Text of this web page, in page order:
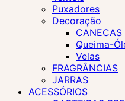
Puxadores
Decoração
Queima-
Velas
FRAGRÂNCIAS
JARRAS
ACESSÓRIOS